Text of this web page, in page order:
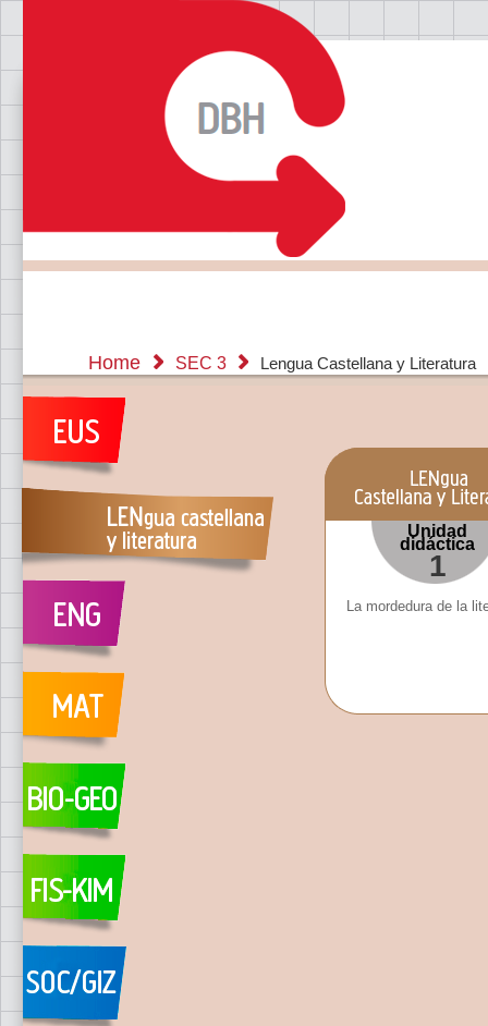
Home SEC 3 Lengua Castellana y Literatura
Unidad
didáctica
1
La mordedura de la